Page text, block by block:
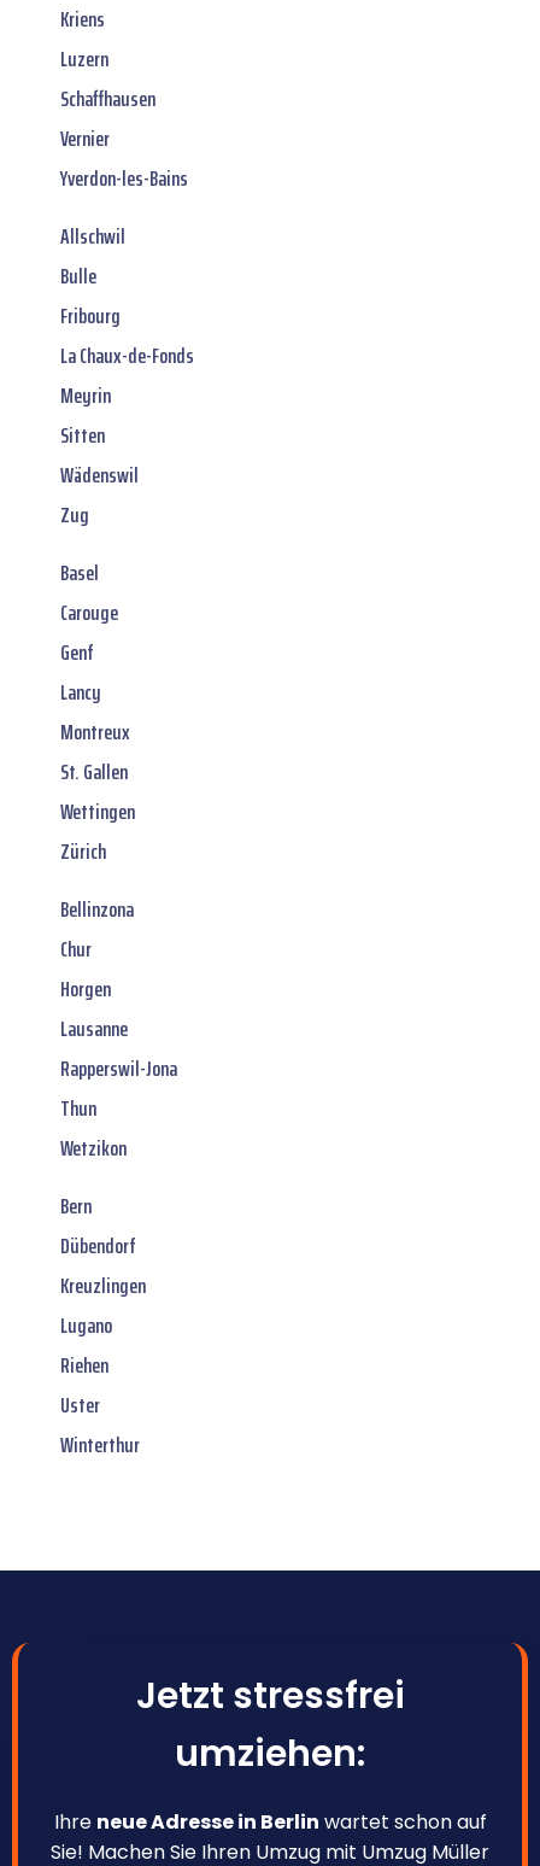
Kriens
Luzern
Schaffhausen
Vernier
Yverdon-les-Bains
Allschwil
Bulle
Fribourg
La Chaux-de-Fonds
Meyrin
Sitten
Wädenswil
Zug
Basel
Carouge
Genf
Lancy
Montreux
St. Gallen
Wettingen
Zürich
Bellinzona
Chur
Horgen
Lausanne
Rapperswil-Jona
Thun
Wetzikon
Bern
Dübendorf
Kreuzlingen
Lugano
Riehen
Uster
Winterthur
Jetzt stressfrei
umziehen:
Ihre neue Adresse in Berlin wartet schon auf
Sie! Machen Sie Ihren Umzug mit Umzug Müller